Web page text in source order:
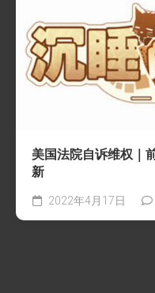
美国法院自诉维权｜
新
2022年4月17日